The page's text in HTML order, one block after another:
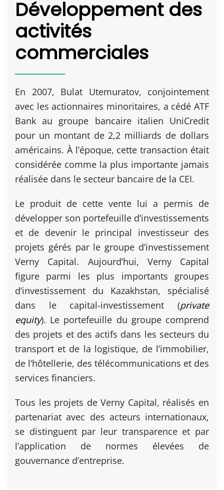
Développement des
activités
commerciales
En 2007, Bulat Utemuratov, conjointement
avec les actionnaires minoritaires, a cédé ATF
Bank au groupe bancaire italien UniCredit
pour un montant de 2,2 milliards de dollars
américains. À l’époque, cette transaction était
considérée comme la plus importante jamais
réalisée dans le secteur bancaire de la CEI.
Le produit de cette vente lui a permis de
développer son portefeuille d’investissements
et de devenir le principal investisseur des
projets gérés par le groupe d’investissement
Verny Capital. Aujourd’hui, Verny Capital
figure parmi les plus importants groupes
d’investissement du Kazakhstan, spécialisé
dans le capital-investissement (private
equity). Le portefeuille du groupe comprend
des projets et des actifs dans les secteurs du
transport et de la logistique, de l’immobilier,
de l’hôtellerie, des télécommunications et des
services financiers.
Tous les projets de Verny Capital, réalisés en
partenariat avec des acteurs internationaux,
se distinguent par leur transparence et par
l’application de normes élevées de
gouvernance d’entreprise.